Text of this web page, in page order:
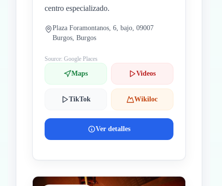
centro especializado.
Plaza Foramontanos, 6, bajo, 09007
Burgos, Burgos
Source: Google Places
Maps Videos
TikTok Wikiloc
Ver detalles